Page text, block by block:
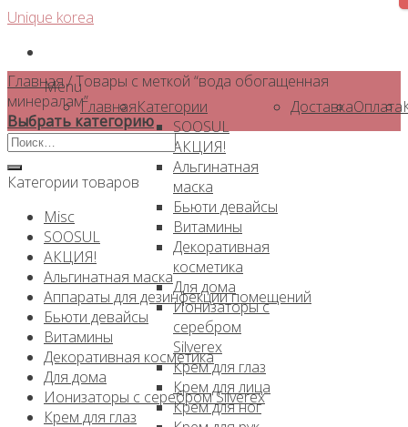
Skip
content
Unique korea
Menu
ГлавнаяКатегории
SOOSUL
АКЦИЯ!
Альгинатная
маска
Бьюти девайсы
Витамины
Декоративная
косметика
Для дома
Ионизаторы с
серебром
Silverex
Крем для глаз
Крем для лица
Крем для ног
ДоставкаОплата
Главная/Товары с меткой “вода обогащенная
минералам”
Выбрать категорию
Искать:
Категории товаров
Misc
SOOSUL
АКЦИЯ!
Альгинатная маска
Аппараты для дезинфекции помещений
Бьюти девайсы
Витамины
Декоративная косметика
Для дома
Ионизаторы с серебром Silverex
Крем для глаз